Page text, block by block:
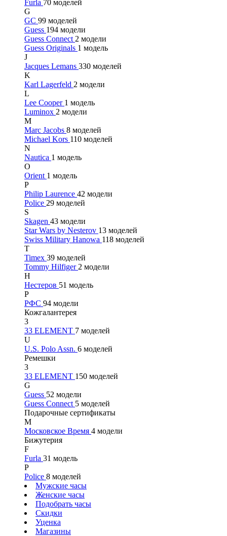
Furla 70 моделей
G
GC 99 моделей
Guess 194 модели
Guess Connect 2 модели
Guess Originals 1 модель
J
Jacques Lemans 330 моделей
K
Karl Lagerfeld 2 модели
L
Lee Cooper 1 модель
Luminox 2 модели
M
Marc Jacobs 8 моделей
Michael Kors 110 моделей
N
Nautica 1 модель
O
Orient 1 модель
P
Philip Laurence 42 модели
Police 29 моделей
S
Skagen 43 модели
Star Wars by Nesterov 13 моделей
Swiss Military Hanowa 118 моделей
T
Timex 39 моделей
Tommy Hilfiger 2 модели
Н
Нестеров 51 модель
Р
РФС 94 модели
Кожгалантерея
3
33 ELEMENT 7 моделей
U
U.S. Polo Assn. 6 моделей
Ремешки
3
33 ELEMENT 150 моделей
G
Guess 52 модели
Guess Connect 5 моделей
Подарочные сертификаты
М
Московское Время 4 модели
Бижутерия
F
Furla 31 модель
P
Police 8 моделей
Мужские часы
Женские часы
Подобрать часы
Скидки
Уценка
Магазины